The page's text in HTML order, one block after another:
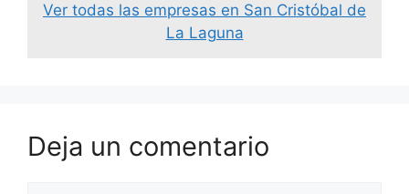
Ver todas las empresas en San Cristóbal de
La Laguna
Deja un comentario